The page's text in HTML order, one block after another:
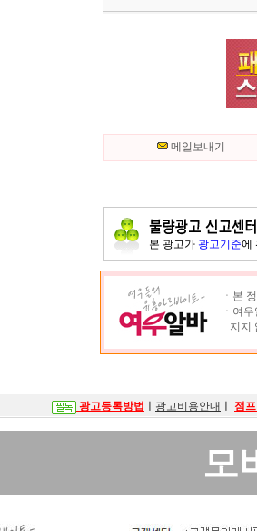
메일보내기
본 광고가 광고기준에
ㆍ본
ㆍ여
지지
광고등록방법 광고비용안내 점
모